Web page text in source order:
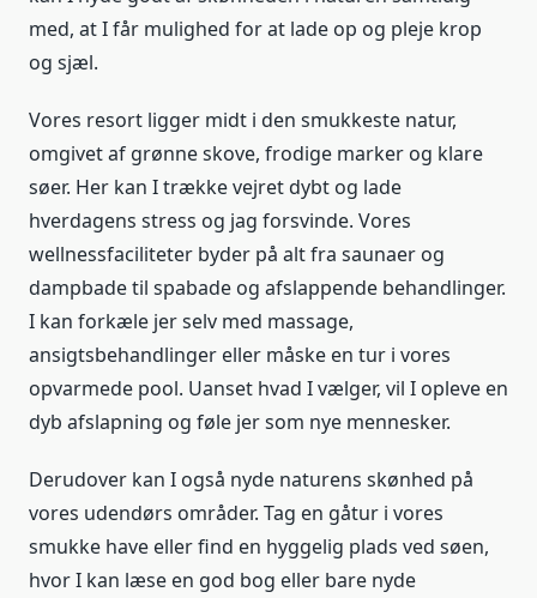
med, at I får mulighed for at lade op og pleje krop
og sjæl.
Vores resort ligger midt i den smukkeste natur,
omgivet af grønne skove, frodige marker og klare
søer. Her kan I trække vejret dybt og lade
hverdagens stress og jag forsvinde. Vores
wellnessfaciliteter byder på alt fra saunaer og
dampbade til spabade og afslappende behandlinger.
I kan forkæle jer selv med massage,
ansigtsbehandlinger eller måske en tur i vores
opvarmede pool. Uanset hvad I vælger, vil I opleve en
dyb afslapning og føle jer som nye mennesker.
Derudover kan I også nyde naturens skønhed på
vores udendørs områder. Tag en gåtur i vores
smukke have eller find en hyggelig plads ved søen,
hvor I kan læse en god bog eller bare nyde